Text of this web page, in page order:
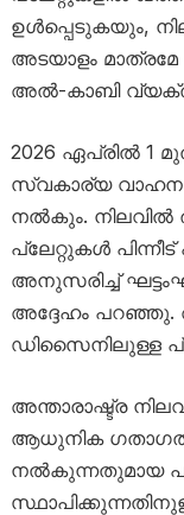
ഉൾപ്പെടുകയും,
അടയാളം
അൽ-കാബി
2026 ഏപ്രിൽ 1
സ്വകാര്യ
നൽകും. നിലവിൽ
പ്ലേറ്റുകൾ
അനുസരിച്ച്
അദ്ദേഹം പറഞ്ഞു.
ഡിസൈനിലുള്ള
അന്താരാഷ്ട്ര
ആധുനിക ഗതാഗത
നൽകുന്നതുമായ